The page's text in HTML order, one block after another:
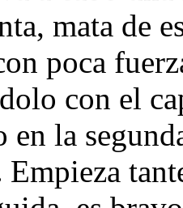
mata de
poca
con el
la
Empieza